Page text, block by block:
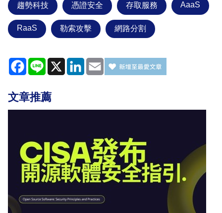
趨勢科技 憑證安全 存取服務 AaaS
RaaS 勒索攻擊 網路分割
Facebook
Line X LinkedIn
Email
文章推薦